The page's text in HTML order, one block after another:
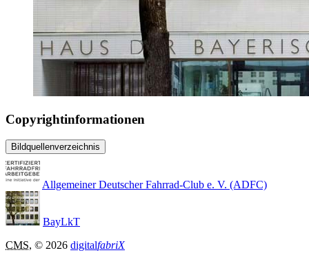
Copyrightinformationen
Bildquellenverzeichnis
Allgemeiner Deutscher Fahrrad-Club e. V. (ADFC)
BayLkT
CMS, © 2026 digitalfabriX